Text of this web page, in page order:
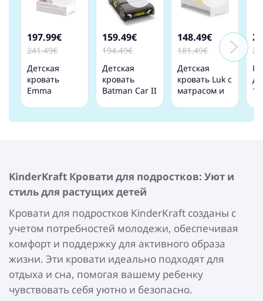
197.99€
241.49€
Детская
кровать
Emma
ящиком
159.49€
194.49€
Детская
кровать
Batman Car II
Черная
148.49€
181.49€
Детская
кровать Luk с
матрасом и
см х 85 см х
KinderKraft Кровати для подростков: Уют и
стиль для растущих детей
Кровати для подростков KinderKraft созданы с
учетом потребностей молодежи, обеспечивая
комфорт и поддержку для активного образа
жизни. Эти кровати идеально подходят для
отдыха и сна, помогая вашему ребенку
чувствовать себя уютно и безопасно.